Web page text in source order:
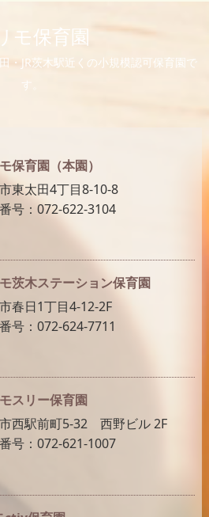
モ保育園
・JR茨木駅近くの小規模認可保育園で
す。
保育園（本園）
東太田4丁目8-10-8
号：072-622-3104
茨木ステーション保育園
春日1丁目4-12-2F
号：072-624-7711
スリー保育園
西駅前町5-32 西野ビル 2F
号：072-621-1007